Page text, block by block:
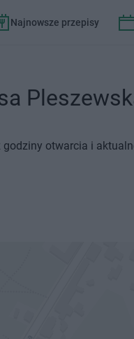
Najnowsze przepisy
otwarcia i